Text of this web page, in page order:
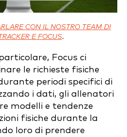
CON IL NOSTRO TEAM DI
E FOCUS.
Focus ci
le richieste fisiche
periodi specifici di
i dati, gli allenatori
modelli e tendenze
fisiche durante la
loro di prendere